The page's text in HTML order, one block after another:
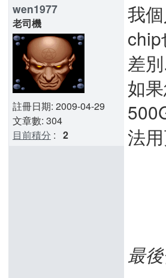
wen1977
老司機
註冊日期: 2009-04-29
文章數: 304
目前積分 : 2
我
差
如
法
最